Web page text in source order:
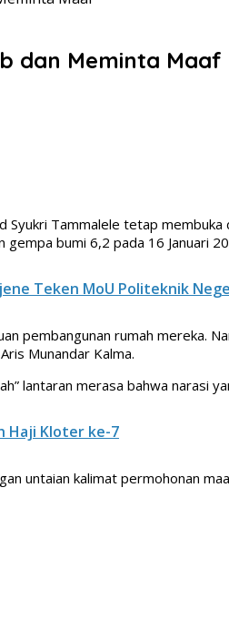
dan Meminta Maaf
Syukri Tammalele tetap
bumi 6,2 pada 16 Januari
Teken MoU Politeknik
pembangunan rumah mereka.
Munandar Kalma.
lantaran merasa bahwa narasi
Haji Kloter ke-7
untaian kalimat permohonan